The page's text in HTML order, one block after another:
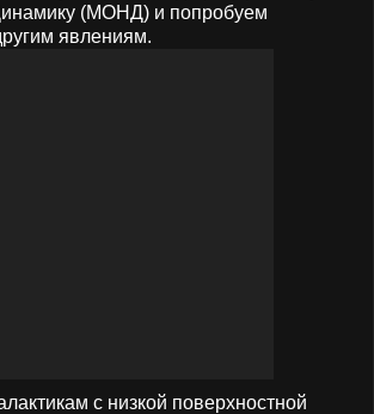
(МОНД) и попробуем
явлениям.
с низкой поверхностной